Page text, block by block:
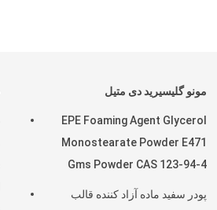
مونو گلیسیرید دی متیل
EPE Foaming Agent Glycerol
Monostearate Powder E471
Gms Powder CAS 123-94-4
پودر سفید ماده آزاد کننده قالب